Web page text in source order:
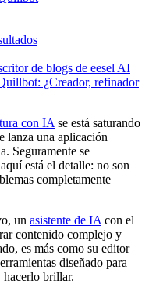
de blogs de eesel AI
¿Creador, refinador
con IA se está saturando
lanza una aplicación
Seguramente se
está el detalle: no son
completamente
un asistente de IA con el
contenido complejo y
es más como su editor
diseñado para
hacerlo brillar.